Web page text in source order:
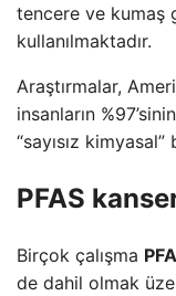
tencere ve kumaş
kullanılmaktadır.
Araştırmalar,
insanların
“sayısız
PFAS
Birçok çalışma
de dahil olmak